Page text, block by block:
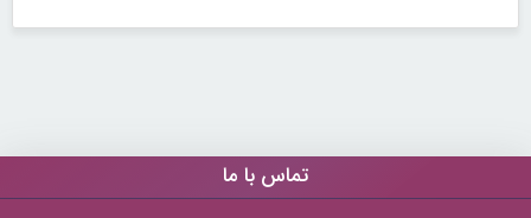
تماس با ما